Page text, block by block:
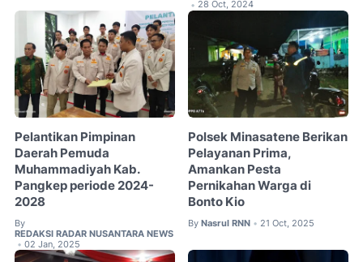
• 28 Oct, 2024
Pelantikan Pimpinan
Daerah Pemuda
Muhammadiyah Kab.
Pangkep periode 2024-
2028
By
REDAKSI RADAR NUSANTARA NEWS
• 02 Jan, 2025
Polsek Minasatene Berikan
Pelayanan Prima,
Amankan Pesta
Pernikahan Warga di
Bonto Kio
By Nasrul RNN • 21 Oct, 2025